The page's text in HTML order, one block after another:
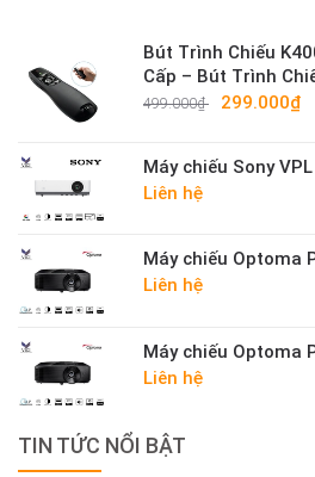
Bút Trình Chiếu
Cấp – Bút Trình
Sáng Mạnh
499.000₫ 299.000₫
Máy chiếu Sony
Liên hệ
Máy chiếu Optoma
Liên hệ
Máy chiếu Optoma
Liên hệ
TIN TỨC NỔI BẬT